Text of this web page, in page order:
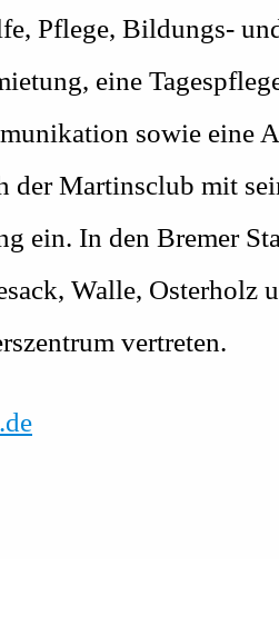
Pflege, Bildungs-
eine
sowie eine
der Martinsclub mit
ein. In den Bremer
Walle, Osterholz
vertreten.